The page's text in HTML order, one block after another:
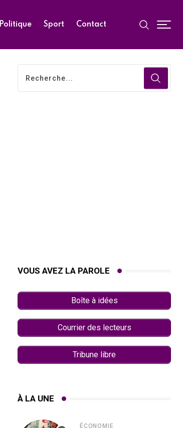
Politique Sport Contact
VOUS AVEZ LA PAROLE
Boîte à idées
Courrier des lecteurs
Tribune libre
À LA UNE
ÉCONOMIE